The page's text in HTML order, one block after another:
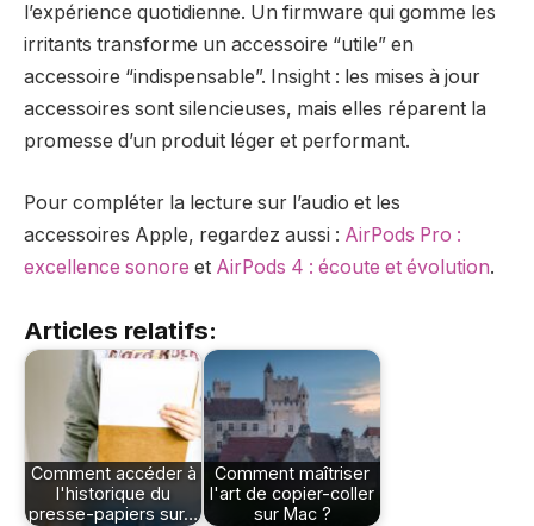
l’expérience quotidienne. Un firmware qui gomme les
irritants transforme un accessoire “utile” en
accessoire “indispensable”. Insight : les mises à jour
accessoires sont silencieuses, mais elles réparent la
promesse d’un produit léger et performant.
Pour compléter la lecture sur l’audio et les
accessoires Apple, regardez aussi : AirPods Pro :
excellence sonore et AirPods 4 : écoute et évolution.
Articles relatifs:
Comment accéder à
l'historique du
presse-papiers sur…
Comment maîtriser
l'art de copier-coller
sur Mac ?